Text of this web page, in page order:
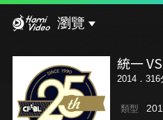
瀏覽
統一
2014．316
類型